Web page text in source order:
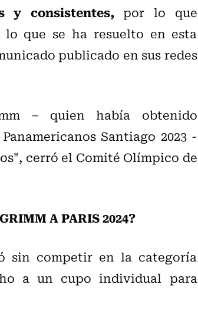
y consistentes,por lo que
que se ha resuelto en esta
publicado en sus redes
– quien había obtenido
Santiago 2023 -
cerró el Comité Olímpico de
A PARIS 2024?
sin competir en la categoría
a un cupo individual para